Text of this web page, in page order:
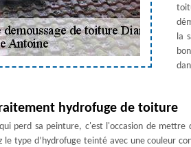
la
hydrofuge de toiture
perd sa peinture, c'est l'occasion de
le type d’hydrofuge teinté avec une couleur